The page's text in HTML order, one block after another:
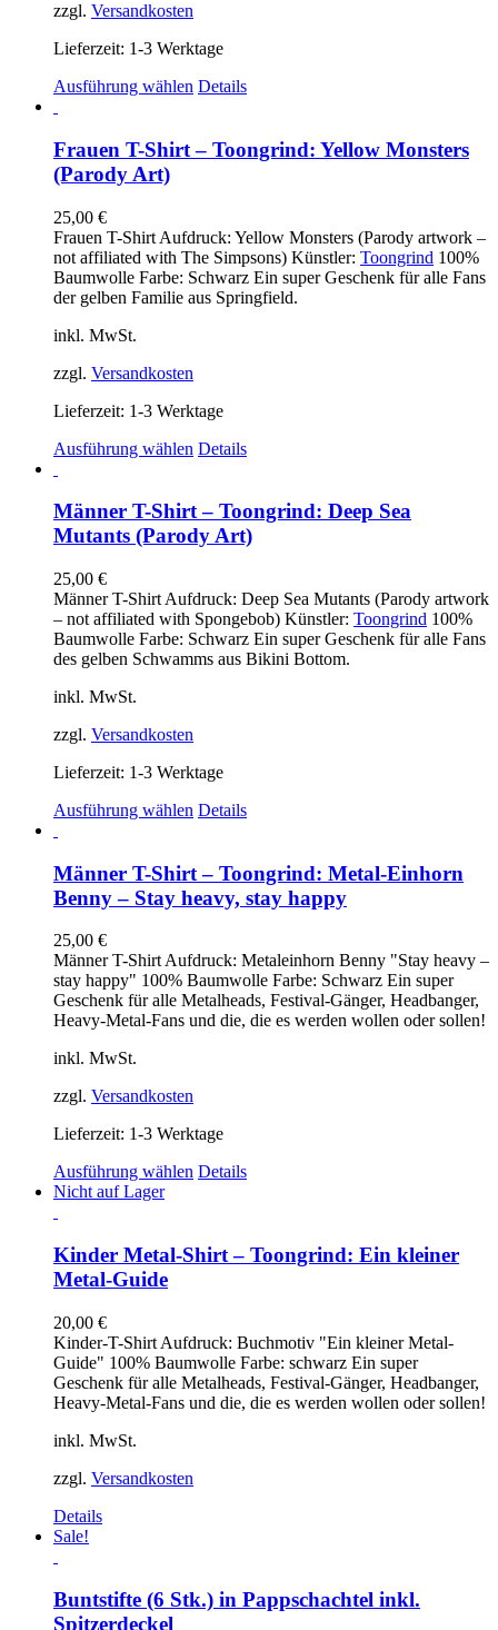
zzgl. Versandkosten
Lieferzeit: 1-3 Werktage
Ausführung wählen Dieses
mehrere
Varianten
können
auf
der
Produktseite
Details
Frauen T-Shirt – Toongrind: Yellow Monsters
(Parody Art)
25,00 €
Frauen T-Shirt Aufdruck: Yellow Monsters (Parody artwork –
not affiliated with The Simpsons) Künstler: Toongrind 100%
Baumwolle Farbe: Schwarz Ein super Geschenk für alle Fans
der gelben Familie aus Springfield.
inkl. MwSt.
zzgl. Versandkosten
Lieferzeit: 1-3 Werktage
Ausführung wählen Dieses
mehrere
Varianten
auf.
können
auf
der
Produktseite
Details
Männer T-Shirt – Toongrind: Deep Sea
Mutants (Parody Art)
25,00 €
Männer T-Shirt Aufdruck: Deep Sea Mutants (Parody artwork
– not affiliated with Spongebob) Künstler: Toongrind 100%
Baumwolle Farbe: Schwarz Ein super Geschenk für alle Fans
des gelben Schwamms aus Bikini Bottom.
inkl. MwSt.
zzgl. Versandkosten
Lieferzeit: 1-3 Werktage
Ausführung wählen Dieses
mehrere
Varianten
auf.
können
auf
der
Produktseite
Details
Männer T-Shirt – Toongrind: Metal-Einhorn
Benny – Stay heavy, stay happy
25,00 €
Männer T-Shirt Aufdruck: Metaleinhorn Benny "Stay heavy –
stay happy" 100% Baumwolle Farbe: Schwarz Ein super
Geschenk für alle Metalheads, Festival-Gänger, Headbanger,
Heavy-Metal-Fans und die, die es werden wollen oder sollen!
inkl. MwSt.
zzgl. Versandkosten
Lieferzeit: 1-3 Werktage
Ausführung wählen Dieses
Varianten
auf.
auf
der
Produktseite
gewählt
Details
Nicht auf Lager
Kinder Metal-Shirt – Toongrind: Ein kleiner
Metal-Guide
20,00 €
Kinder-T-Shirt Aufdruck: Buchmotiv "Ein kleiner Metal-
Guide" 100% Baumwolle Farbe: schwarz Ein super
Geschenk für alle Metalheads, Festival-Gänger, Headbanger,
Heavy-Metal-Fans und die, die es werden wollen oder sollen!
inkl. MwSt.
zzgl. Versandkosten
Details
Sale!
Buntstifte (6 Stk.) in Pappschachtel inkl.
Spitzerdeckel